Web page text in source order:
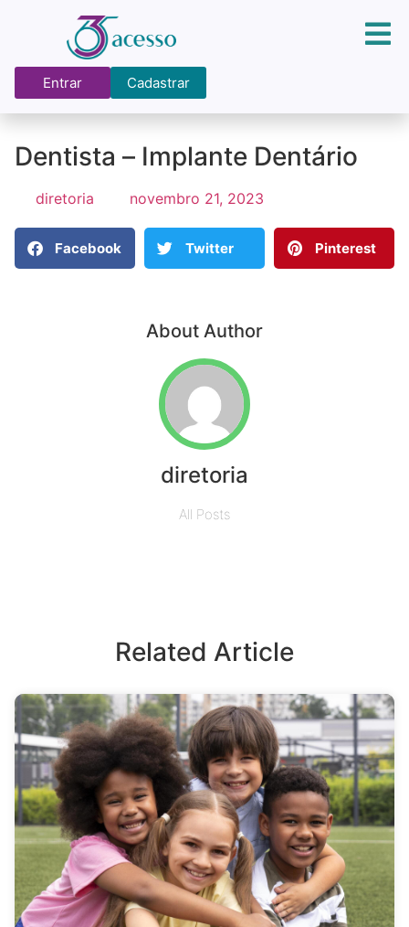
Entrar Cadastrar
About Author
diretoria
All Posts
Dentista – Implante Dentário
diretoria novembro 21, 2023
Facebook Twitter Pinterest
Related Article